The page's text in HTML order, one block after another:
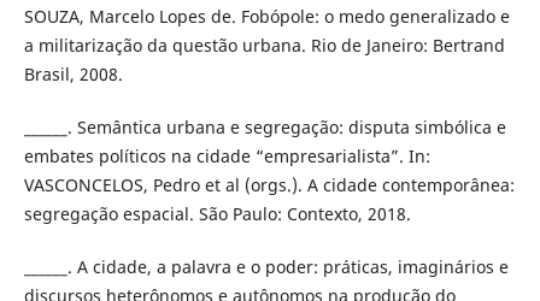
SOUZA, Marcelo Lopes de. Fobópole: o medo generalizado e
a militarização da questão urbana. Rio de Janeiro: Bertrand
Brasil, 2008.
______. Semântica urbana e segregação: disputa simbólica e
embates políticos na cidade “empresarialista”. In:
VASCONCELOS, Pedro et al (orgs.). A cidade contemporânea:
segregação espacial. São Paulo: Contexto, 2018.
______. A cidade, a palavra e o poder: práticas, imaginários e
discursos heterônomos e autônomos na produção do